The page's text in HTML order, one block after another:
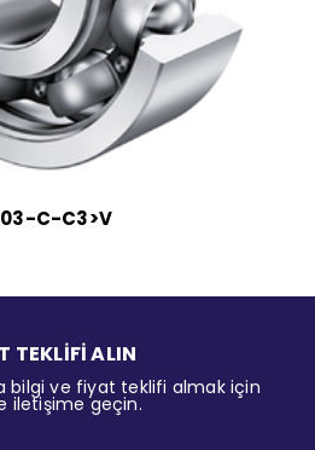
C-C3>V
TEKLİFİ ALIN
bilgi ve fiyat teklifi almak için
iletişime geçin.